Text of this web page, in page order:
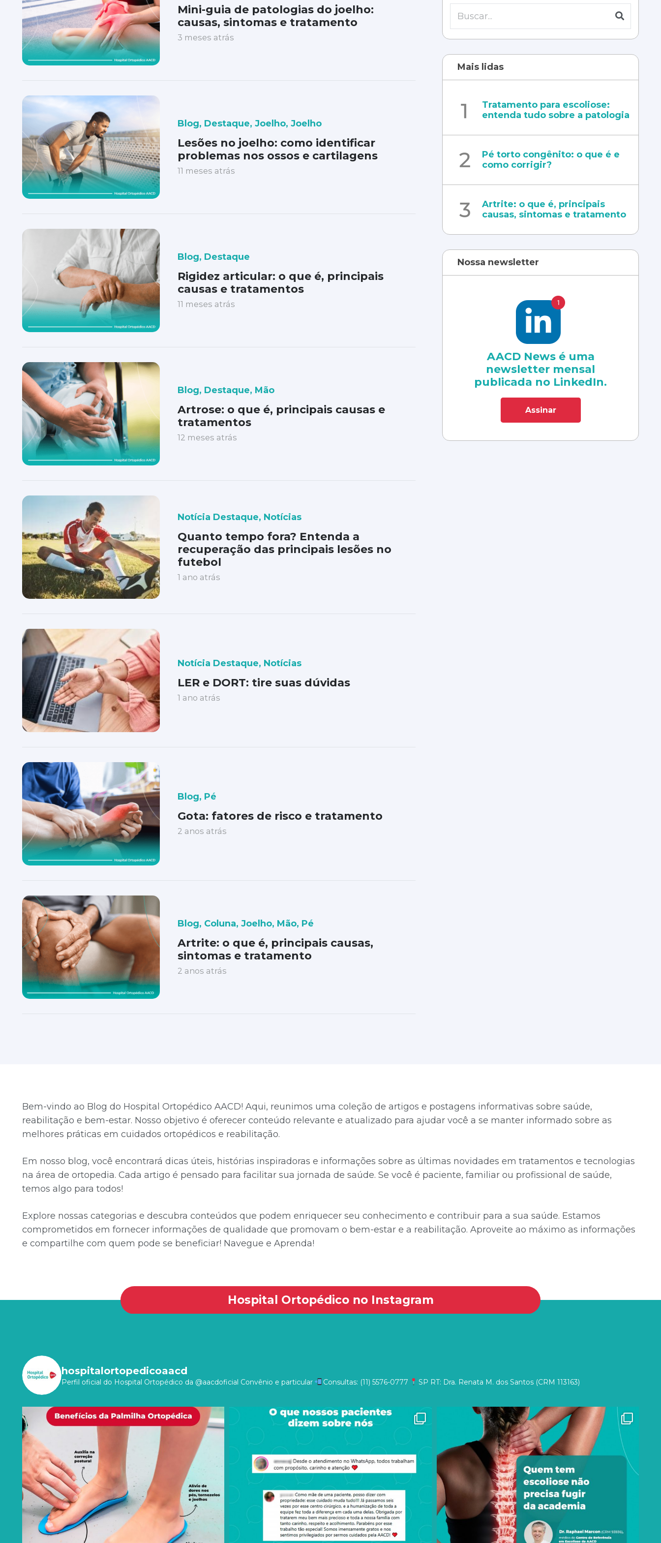
Mini-guia de patologias do joelho:
causas, sintomas e tratamento
3 meses atrás
Blog, Destaque, Joelho, Joelho
Lesões no joelho: como identificar
problemas nos ossos e cartilagens
11 meses atrás
Blog, Destaque
Rigidez articular: o que é, principais
causas e tratamentos
11 meses atrás
Blog, Destaque, Mão
Artrose: o que é, principais causas e
tratamentos
12 meses atrás
Notícia Destaque, Notícias
Quanto tempo fora? Entenda a
recuperação das principais lesões no
futebol
1 ano atrás
Notícia Destaque, Notícias
LER e DORT: tire suas dúvidas
1 ano atrás
Blog, Pé
Gota: fatores de risco e tratamento
2 anos atrás
Blog, Coluna, Joelho, Mão, Pé
Artrite: o que é, principais causas,
sintomas e tratamento
2 anos atrás
Mais lidas
Tratamento para escoliose:
entenda tudo sobre a patologia
Pé torto congênito: o que é e
como corrigir?
Artrite: o que é, principais
causas, sintomas e tratamento
Nossa newsletter
AACD News é uma
newsletter mensal
publicada no LinkedIn.
Assinar
Bem-vindo ao Blog do Hospital Ortopédico AACD! Aqui, reunimos uma coleção de artigos e postagens informativas sobre saúde,
reabilitação e bem-estar. Nosso objetivo é oferecer conteúdo relevante e atualizado para ajudar você a se manter informado sobre as
melhores práticas em cuidados ortopédicos e reabilitação.
Em nosso blog, você encontrará dicas úteis, histórias inspiradoras e informações sobre as últimas novidades em tratamentos e tecnologias
na área de ortopedia. Cada artigo é pensado para facilitar sua jornada de saúde. Se você é paciente, familiar ou profissional de saúde,
temos algo para todos!
Explore nossas categorias e descubra conteúdos que podem enriquecer seu conhecimento e contribuir para a sua saúde. Estamos
comprometidos em fornecer informações de qualidade que promovam o bem-estar e a reabilitação. Aproveite ao máximo as informações
e compartilhe com quem pode se beneficiar! Navegue e Aprenda!
Hospital Ortopédico no Instagram
hospitalortopedicoaacd
Perfil oficial do Hospital Ortopédico da @aacdoficial Convênio e particular Consultas: (11) 5576-0777 SP RT: Dra. Renata M. dos Santos (CRM 113163)